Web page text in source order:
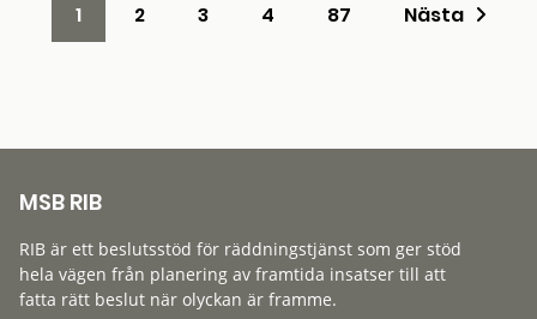
1 2 3 4 87 Nästa
MSB RIB
RIB är ett beslutsstöd för räddningstjänst som ger stöd
hela vägen från planering av framtida insatser till att
fatta rätt beslut när olyckan är framme.